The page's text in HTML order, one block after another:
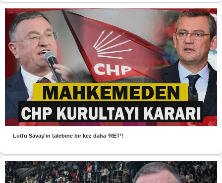
Lütfü Savaş’ın talebine bir kez daha ‘RET’!